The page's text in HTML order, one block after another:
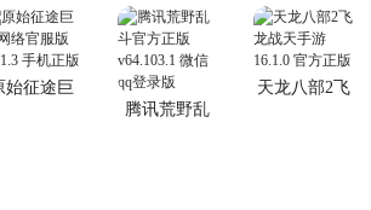
始征途巨
腾讯荒野乱
天龙八部2飞